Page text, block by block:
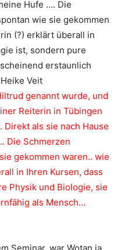
genannt wurde, und
Reiterin in Tübingen
als sie nach Hause
Die Schmerzen
gekommen waren.. wie
in Ihren Kursen, dass
Physik und Biologie, sie
als Mensch…